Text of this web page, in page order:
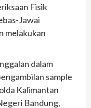
Fisik
Jawai
melakukan
dalam
sample
Kalimantan
Bandung,